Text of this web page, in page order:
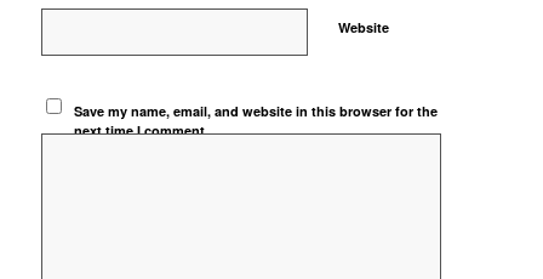
Website
Save my name, email, and website in this browser for the
next time I comment.